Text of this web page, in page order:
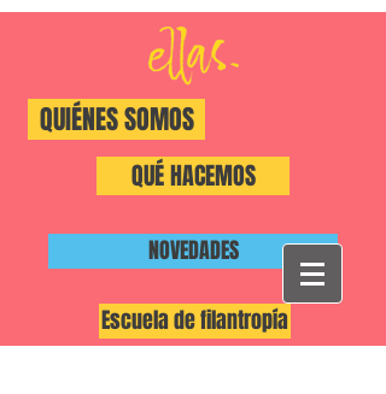
QUIÉNES SOMOS
QUÉ HACEMOS
NOVEDADES
Escuela de filantropía